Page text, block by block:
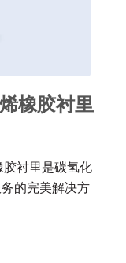
橡胶衬里
胶衬里是碳氢化
的完美解决方